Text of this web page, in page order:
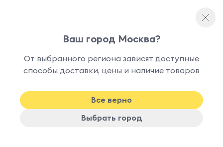
наличии
Ваш город Москва?
От выбранного региона зависят доступные
способы доставки, цены и наличие товаров
Все верно
Выбрать город